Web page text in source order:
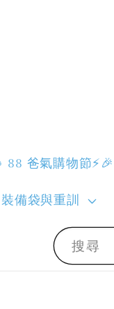
搜尋
88 爸氣購物節⚡🎉
裝備袋與重訓